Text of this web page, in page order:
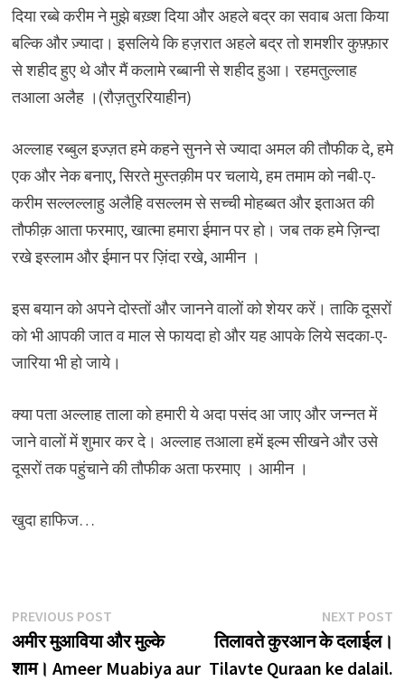
दिया रब्बे करीम ने मुझे बख़्श दिया और अहले बद्र का सवाब अता किया
बल्कि और ज़्यादा। इसलिये कि हज़रात अहले बद्र तो शमशीर कुफ़्फ़ार
से शहीद हुए थे और मैं कलामे रब्बानी से शहीद हुआ। रहमतुल्लाह
तआला अलैह ।(रौज़तुररियाहीन)
अल्लाह रब्बुल इज्ज़त हमे कहने सुनने से ज्यादा अमल की तौफीक दे, हमे
एक और नेक बनाए, सिरते मुस्तक़ीम पर चलाये, हम तमाम को नबी-ए-
करीम सल्लल्लाहु अलैहि वसल्लम से सच्ची मोहब्बत और इताअत की
तौफीक़ आता फरमाए, खात्मा हमारा ईमान पर हो। जब तक हमे ज़िन्दा
रखे इस्लाम और ईमान पर ज़िंदा रखे, आमीन ।
इस बयान को अपने दोस्तों और जानने वालों को शेयर करें। ताकि दूसरों
को भी आपकी जात व माल से फायदा हो और यह आपके लिये सदका-ए-
जारिया भी हो जाये।
क्या पता अल्लाह ताला को हमारी ये अदा पसंद आ जाए और जन्नत में
जाने वालों में शुमार कर दे। अल्लाह तआला हमें इल्म सीखने और उसे
दूसरों तक पहुंचाने की तौफीक अता फरमाए । आमीन ।
खुदा हाफिज…
Post
navigation
PREVIOUS POSTPrevious
post:
अमीर मुआविया और मुल्के
शाम। Ameer Muabiya aur
NEXT POST
तिलावते कुरआन के दलाईल।
Tilavte Quraan ke dalail.